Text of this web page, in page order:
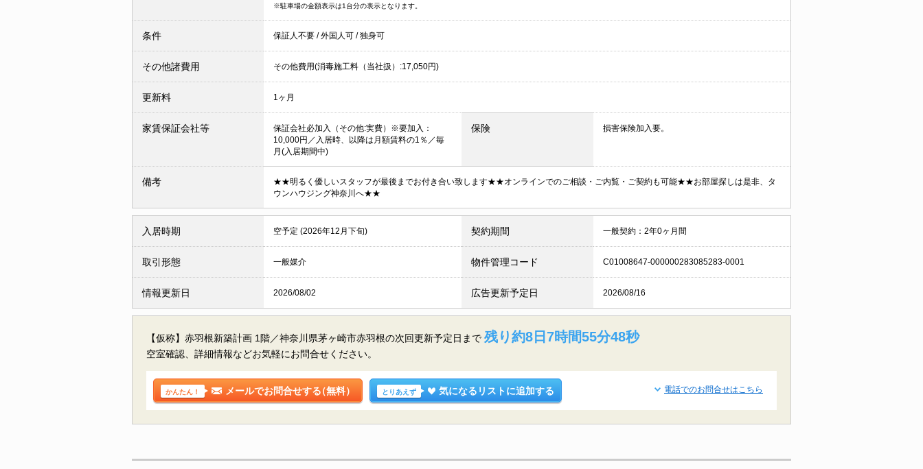
※駐車場の金額表示は1台分の表示となります。
条件 保証人不要 /外国人可 /独身可
その他諸費用 その他費用(消毒施工料（当社扱）:17,050円)
更新料 1ヶ月
家賃保証会社等
保証会社必加入（その他:実費）※要加入：
10,000円／入居時、以降は月額賃料の1％／毎
月(入居期間中)
保険 損害保険加入要。
備考
★★明るく優しいスタッフが最後までお付き合い致します★★オンラインでのご相談・ご内覧・ご契約も可能★★お部屋探しは是非、タ
ウンハウジング神奈川へ★★
入居時期 空予定 (2026年12月下旬) 契約期間 一般契約：2年0ヶ月間
取引形態 一般媒介 物件管理コード C01008647-000000283085283-0001
情報更新日 2026/08/02 広告更新予定日 2026/08/16
【仮称】赤羽根新築計画 1階／神奈川県茅ヶ崎市赤羽根の次回更新予定日まで 残り約8日7時間55分47秒
空室確認、詳細情報などお気軽にお問合せください。
かんたん！ メールでお問合せする（無料） とりあえず 気になるリストに追加する 電話でのお問合せはこちら